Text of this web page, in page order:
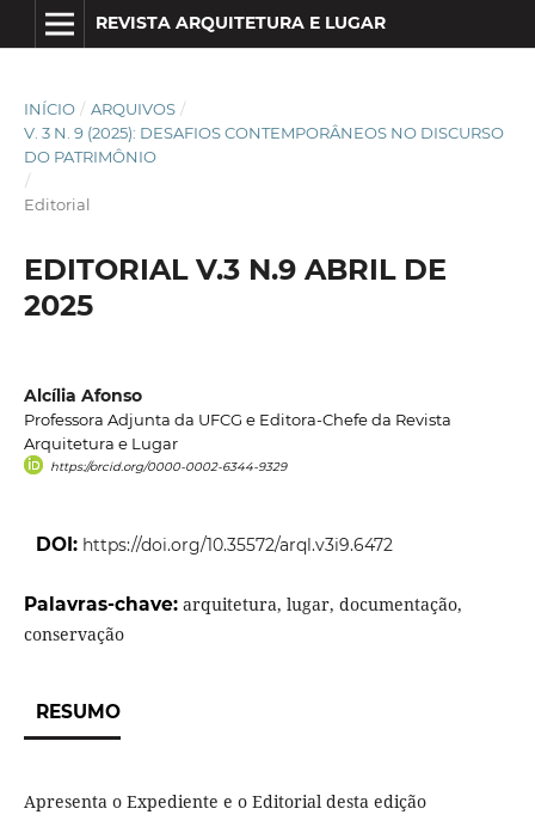
REVISTA ARQUITETURA E LUGAR
INÍCIO / ARQUIVOS /
V. 3 N. 9 (2025): DESAFIOS CONTEMPORÂNEOS NO DISCURSO
DO PATRIMÔNIO
/
Editorial
EDITORIAL V.3 N.9 ABRIL DE
2025
Alcília Afonso
Professora Adjunta da UFCG e Editora-Chefe da Revista
Arquitetura e Lugar
https://orcid.org/0000-0002-6344-9329
DOI: https://doi.org/10.35572/arql.v3i9.6472
Palavras-chave: arquitetura, lugar, documentação,
conservação
RESUMO
Apresenta o Expediente e o Editorial desta edição